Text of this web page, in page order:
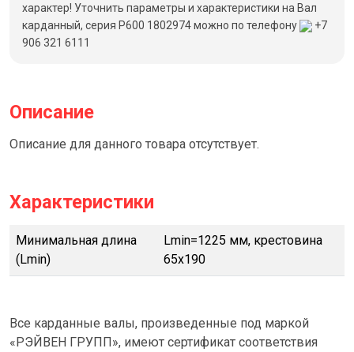
характер! Уточнить параметры и характеристики на Вал
карданный, серия Р600 1802974 можно по телефону
+7
906 321 6111
Описание
Описание для данного товара отсутствует.
Характеристики
Минимальная длина
(Lmin)
Lmin=1225 мм, крестовина
65х190
Все карданные валы, произведенные под маркой
«РЭЙВЕН ГРУПП», имеют сертификат соответствия